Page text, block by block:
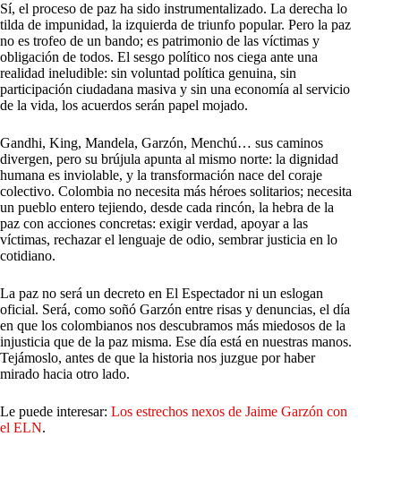
Sí, el proceso de paz ha sido instrumentalizado. La derecha lo
tilda de impunidad, la izquierda de triunfo popular. Pero la paz
no es trofeo de un bando; es patrimonio de las víctimas y
obligación de todos. El sesgo político nos ciega ante una
realidad ineludible: sin voluntad política genuina, sin
participación ciudadana masiva y sin una economía al servicio
de la vida, los acuerdos serán papel mojado.
Gandhi, King, Mandela, Garzón, Menchú… sus caminos
divergen, pero su brújula apunta al mismo norte: la dignidad
humana es inviolable, y la transformación nace del coraje
colectivo. Colombia no necesita más héroes solitarios; necesita
un pueblo entero tejiendo, desde cada rincón, la hebra de la
paz con acciones concretas: exigir verdad, apoyar a las
víctimas, rechazar el lenguaje de odio, sembrar justicia en lo
cotidiano.
La paz no será un decreto en El Espectador ni un eslogan
oficial. Será, como soñó Garzón entre risas y denuncias, el día
en que los colombianos nos descubramos más miedosos de la
injusticia que de la paz misma. Ese día está en nuestras manos.
Tejámoslo, antes de que la historia nos juzgue por haber
mirado hacia otro lado.
Le puede interesar: Los estrechos nexos de Jaime Garzón con
el ELN.